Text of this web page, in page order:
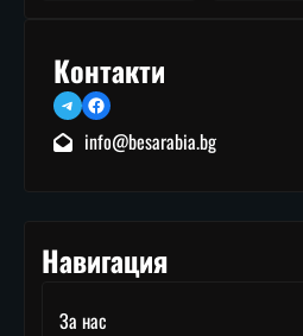
Контакти
TelegramFacebook
info@besarabia.bg
Навигация
За нас